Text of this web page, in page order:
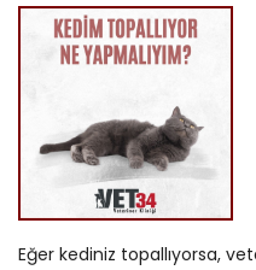
Eğer kediniz topallıyorsa,